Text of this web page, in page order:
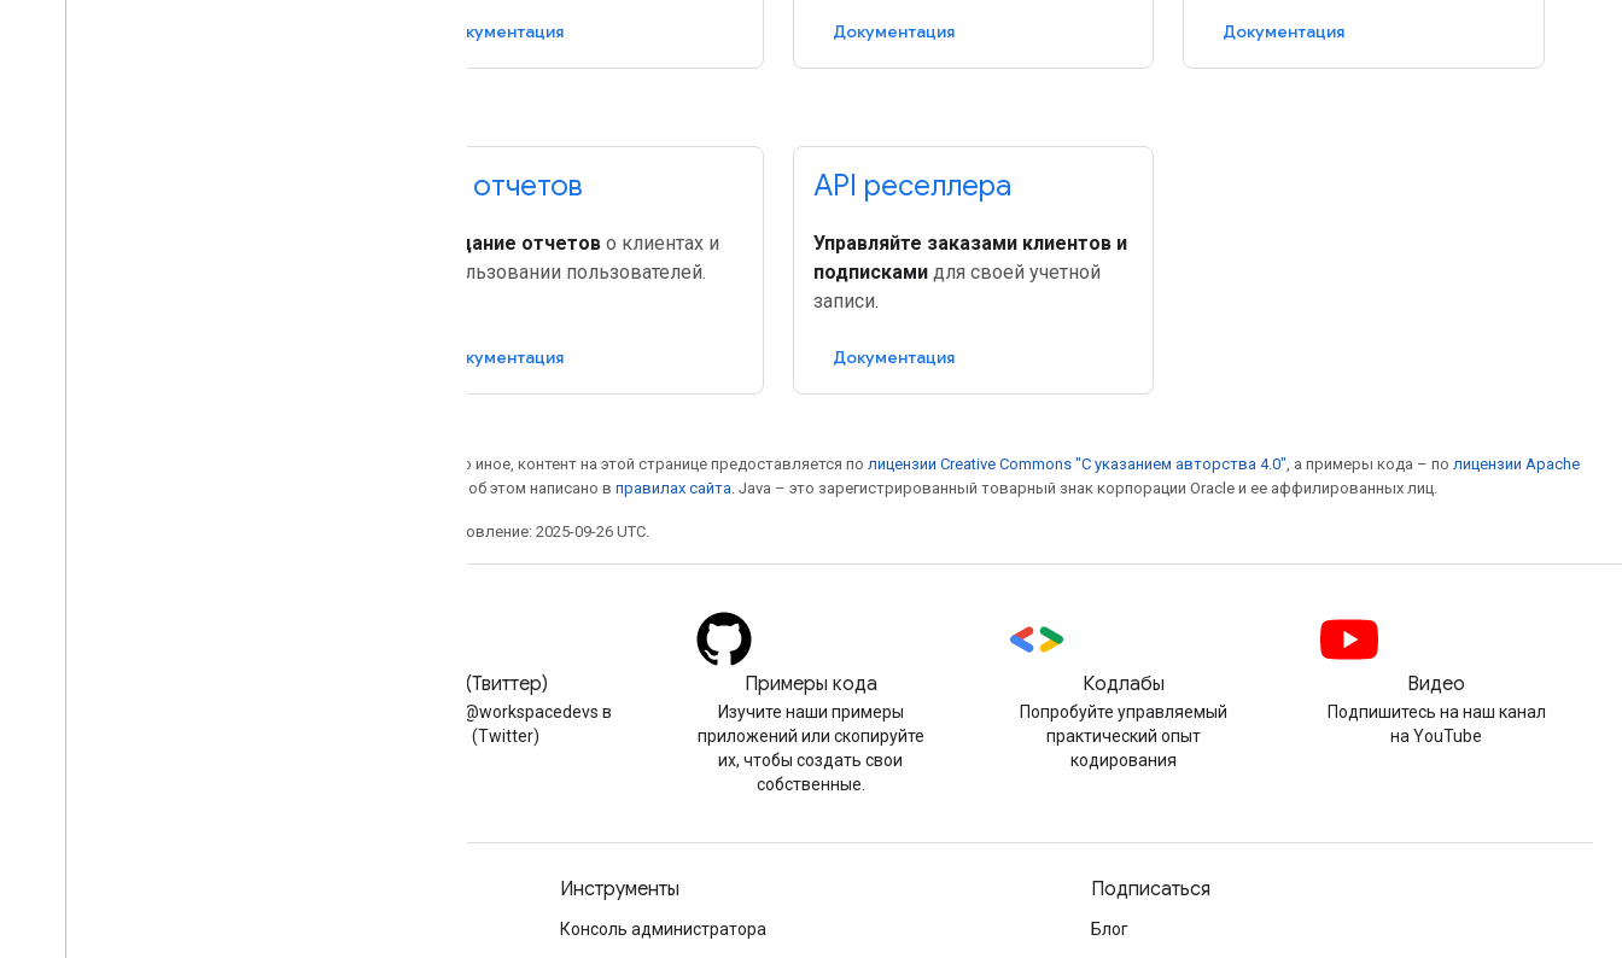
Документация Документация Документация
API отчетов
Создание отчетов о клиентах и ​​
использовании пользователей.
Документация
API реселлера
Управляйте заказами клиентов и
подпискамидля своей учетной
записи.
Документация
Если не указано иное, контент на этой странице предоставляется по лицензии Creative Commons "С указанием авторства 4.0", а примеры кода – по лицензии Apache
. Подробнее об этом написано в правилах сайта. Java – это зарегистрированный товарный знак корпорации Oracle и ее аффилированных лиц.
Последнее обновление: 2025-09-26 UTC.
X (Твиттер)
Следуйте @workspacedevs в
X (Twitter)
Примеры кода
Изучите наши примеры
приложений или скопируйте
их, чтобы создать свои
собственные.
Кодлабы
Попробуйте управляемый
практический опыт
кодирования
Видео
Подпишитесь на наш канал
на YouTube
Инструменты
Консоль администратора
Подписаться
Блог